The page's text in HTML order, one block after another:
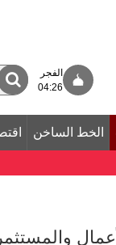
الفجر
04:26
الخط الساخن